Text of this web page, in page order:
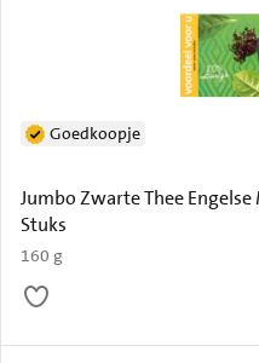
Jumbo Zwarte Thee
Stuks
160 g
Goedkoopje